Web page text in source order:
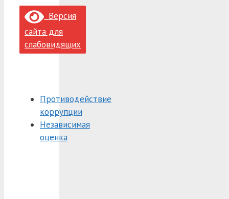
Версия
сайта для
слабовидящих
Противодействие
коррупции
Независимая
оценка